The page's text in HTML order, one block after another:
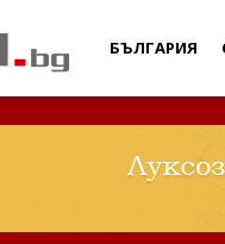
Дебати
БЪЛГАРИЯ